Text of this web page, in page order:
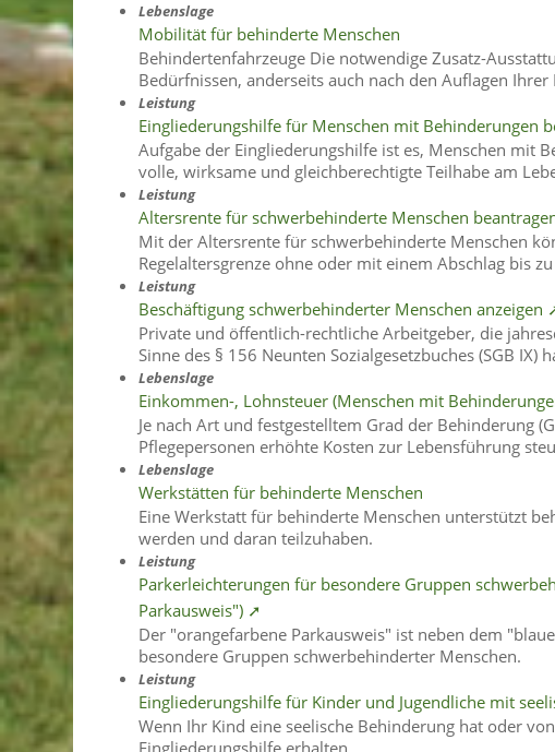
Lebenslage
Mobilität für behinderte Menschen
Behindertenfahrzeuge Die notwendige Zusatz-
Bedürfnissen, anderseits auch nach den Auflagen Ihrer
Leistung
Eingliederungshilfe für Menschen mit Behinderungen
Aufgabe der Eingliederungshilfe ist es, Menschen mit
volle, wirksame und gleichberechtigte Teilhabe am
Leistung
Altersrente für schwerbehinderte Menschen
Mit der Altersrente für schwerbehinderte Menschen
Regelaltersgrenze ohne oder mit einem Abschlag bis
Leistung
Beschäftigung schwerbehinderter Menschen anzeigen
Private und öffentlich-rechtliche Arbeitgeber, die
Sinne des § 156 Neunten Sozialgesetzbuches (SGB
Lebenslage
Einkommen-, Lohnsteuer (Menschen mit
Je nach Art und festgestelltem Grad der Behinderung
Pflegepersonen erhöhte Kosten zur Lebensführung
Lebenslage
Werkstätten für behinderte Menschen
Eine Werkstatt für behinderte Menschen unterstützt
werden und daran teilzuhaben.
Leistung
Parkerleichterungen für besondere Gruppen
Parkausweis") ➚
Der "orangefarbene Parkausweis" ist neben dem
besondere Gruppen schwerbehinderter Menschen.
Leistung
Eingliederungshilfe für Kinder und Jugendliche mit
Wenn Ihr Kind eine seelische Behinderung hat oder